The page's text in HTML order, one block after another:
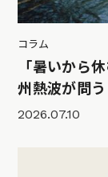
コラム
「暑いから
州熱波が問
2026.07.10